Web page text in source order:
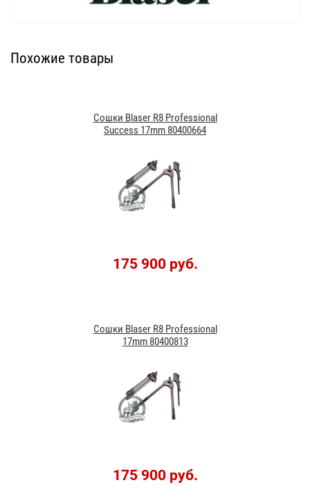
Похожие товары
Сошки Blaser R8 Professional
Success 17mm 80400664
175 900 руб.
Сошки Blaser R8 Professional
17mm 80400813
175 900 руб.